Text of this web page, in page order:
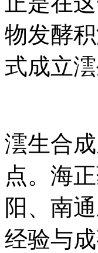
物发酵
式成立
澐生合
点。海
阳、南
经验与